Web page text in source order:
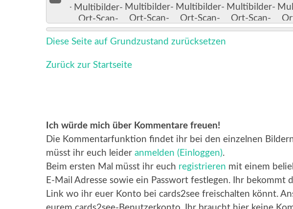
Diese Seite auf Grundzustand zurücksetzen
Zurück zur Startseite
Ich würde mich über Kommentare freuen!
Die Kommentarfunktion findet ihr bei den einzelnen
müsst ihr euch leideranmelden (Einloggen).
Beim ersten Mal müsst ihr euch registrieren mit einem
E-Mail Adresse sowie ein Passwort festlegen. Ihr bekommt
Link wo ihr euer Konto bei cards2see freischalten könnt.